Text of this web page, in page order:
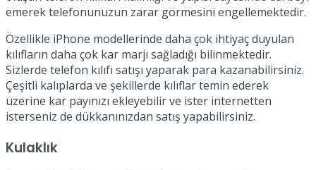
emerek telefonunuzun zarar görmesini engellemektedir.
Özellikle iPhone modellerinde daha çok ihtiyaç duyulan
kılıfların daha çok kar marjı sağladığı bilinmektedir.
Sizlerde telefon kılıfı satışı yaparak para kazanabilirsiniz.
Çeşitli kalıplarda ve şekillerde kılıflar temin ederek
üzerine kar payınızı ekleyebilir ve ister internetten
isterseniz de dükkanınızdan satış yapabilirsiniz.
Kulaklık